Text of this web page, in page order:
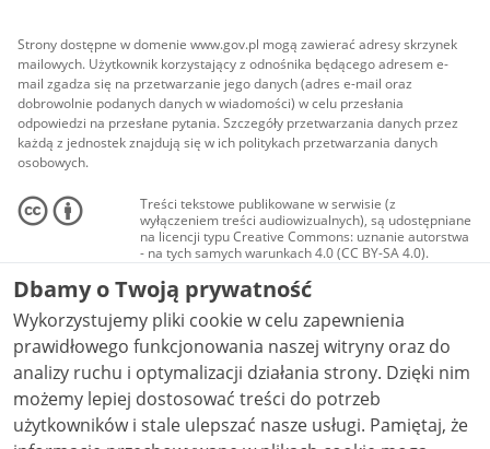
Strony dostępne w domenie www.gov.pl mogą zawierać adresy skrzynek
mailowych. Użytkownik korzystający z odnośnika będącego adresem e-
mail zgadza się na przetwarzanie jego danych (adres e-mail oraz
dobrowolnie podanych danych w wiadomości) w celu przesłania
odpowiedzi na przesłane pytania. Szczegóły przetwarzania danych przez
każdą z jednostek znajdują się w ich politykach przetwarzania danych
osobowych.
Treści tekstowe publikowane w serwisie (z
wyłączeniem treści audiowizualnych), są udostępniane
na licencji typu Creative Commons: uznanie autorstwa
- na tych samych warunkach 4.0 (CC BY-SA 4.0).
Materiały audiowizualne, w tym zdjęcia, materiały
audio i wideo, są udostępniane na licencji typu
Creative Commons: uznanie autorstwa użycie
niekomercyjne - bez utworów zależnych 4.0 (CC BY-
NC-ND 4.0), o ile nie jest to stwierdzone inaczej.
Dbamy o Twoją prywatność
Wykorzystujemy pliki cookie w celu zapewnienia
prawidłowego funkcjonowania naszej witryny oraz do
analizy ruchu i optymalizacji działania strony. Dzięki nim
możemy lepiej dostosować treści do potrzeb
użytkowników i stale ulepszać nasze usługi. Pamiętaj, że